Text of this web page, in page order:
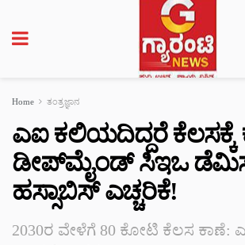
Home ತಂತ್ರಜ್ಞಾನ
ಎಐ ಕಲಿಯದಿದ್ದರೆ ಕೆಲಸಕ್ಕೆ
ಡೀಪ್‌ಮೈಂಡ್ ಸಿಇಒ
ಹಸ್ಸಾಬಿಸ್ ಎಚ್ಚರಿಕೆ!
2030ರ ವೇಳೆಗೆ 80 ಕೋಟಿ ಕೆಲಸ ಕಾಣೆ: